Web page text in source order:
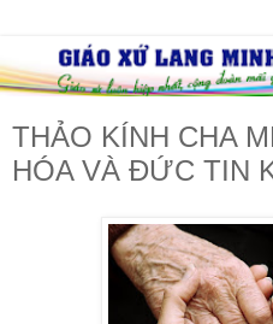
THẢO KÍNH CHA
HÓA VÀ ĐỨC TIN